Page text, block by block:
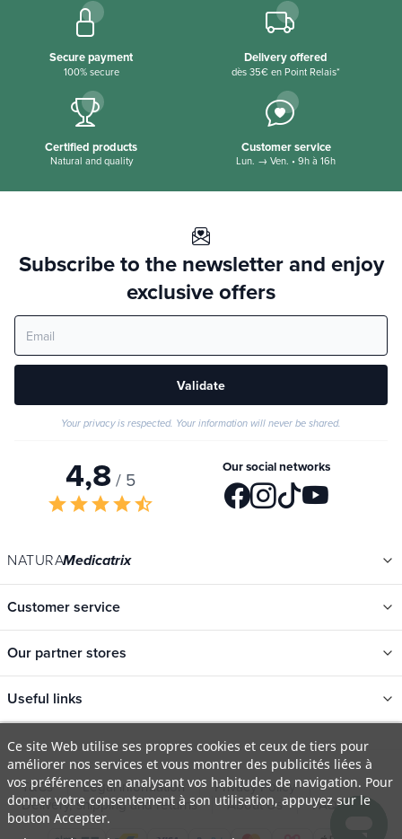
Secure payment
100% secure
Delivery offered
dès 35€ en Point Relais*
Certified products
Natural and quality
Customer service
Lun. → Ven. • 9h à 16h
Subscribe to the newsletter and enjoy
exclusive offers
Validate
Your privacy is respected. Your information will never be shared.
4,8 / 5
starstarstarstarstar_half
Our social networks
NATURAMedicatrix
Customer service
Our partner stores
Useful links
Categories
New
Promotions
Catalogs
T&Cs Legal information
Privacy Policy
Delivery, shipping and returns
About Us FAQ
Ce site Web utilise ses propres cookies et ceux de tiers pour
améliorer nos services et vous montrer des publicités liées à
vos préférences en analysant vos habitudes de navigation. Pour
donner votre consentement à son utilisation, appuyez sur le
bouton Accepter.